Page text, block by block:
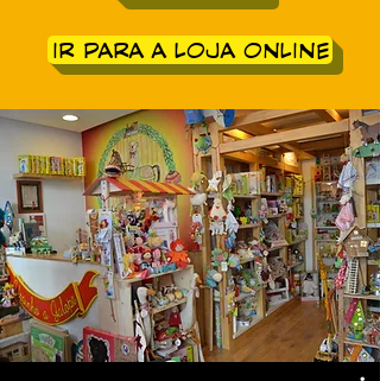
IR PARA A LOJA ONLINE